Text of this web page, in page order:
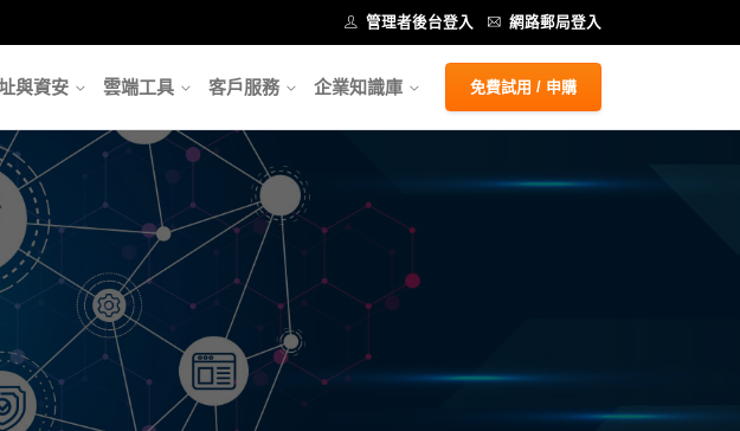
管理者後台登入 網路郵局登入
與資安 雲端工具 客戶服務 企業知識庫 免費試用 / 申購